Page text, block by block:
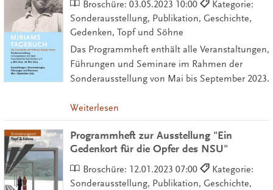
Broschüre: 03.05.2023 10:00
Kategorie:
Sonderausstellung, Publikation, Geschichte,
Gedenken, Topf und Söhne
Das Programmheft enthält alle Veranstaltungen,
Führungen und Seminare im Rahmen der
Sonderausstellung von Mai bis September 2023.
Weiterlesen
Programmheft zur Ausstellung "Ein
Gedenkort für die Opfer des NSU"
Broschüre: 12.01.2023 07:00
Kategorie:
Sonderausstellung, Publikation, Geschichte,